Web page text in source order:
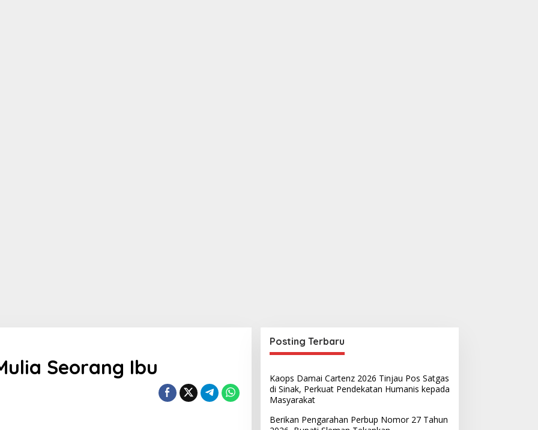
Seorang Ibu
Posting Terbaru
Kaops Damai Cartenz 2026 Tinjau Pos Satgas
di Sinak, Perkuat Pendekatan Humanis kepada
Masyarakat
Berikan Pengarahan Perbup Nomor 27 Tahun